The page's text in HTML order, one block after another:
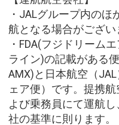
・JALグループ内の
航となる場合がござい
・FDA(フジドリーム
ライン)の記載がある
AMX)と日本航空（
ェア便）です。提携
よび乗務員にて運航
社の基準に則ります。